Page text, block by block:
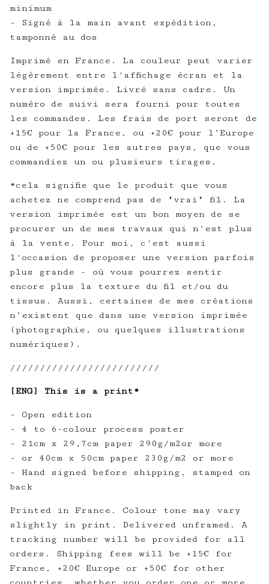
minimum
- Signé à la main avant expédition,
tamponné au dos
Imprimé en France. La couleur peut varier
légèrement entre l'affichage écran et la
version imprimée. Livré sans cadre. Un
numéro de suivi sera fourni pour toutes
les commandes. Les frais de port seront de
+15€ pour la France, ou +20€ pour l’Europe
ou de +50€ pour les autres pays, que vous
commandiez un ou plusieurs tirages.
*cela signifie que le produit que vous
achetez ne comprend pas de "vrai" fil. La
version imprimée est un bon moyen de se
procurer un de mes travaux qui n'est plus
à la vente. Pour moi, c'est aussi
l'occasion de proposer une version parfois
plus grande - où vous pourrez sentir
encore plus la texture du fil et/ou du
tissus. Aussi, certaines de mes créations
n’existent que dans une version imprimée
(photographie, ou quelques illustrations
numériques).
/////////////////////////
[ENG] This is a print*
- Open edition
- 4 to 6-colour process poster
- 21cm x 29,7cm paper 290g/m2or more
- or 40cm x 50cm paper 230g/m2 or more
- Hand signed before shipping, stamped on
back
Printed in France. Colour tone may vary
slightly in print. Delivered unframed. A
tracking number will be provided for all
orders. Shipping fees will be +15€ for
France, +20€ Europe or +50€ for other